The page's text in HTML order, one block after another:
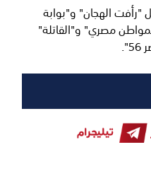
"رأفت الهجان" و"بوابة
مصري" و"القاتلة"